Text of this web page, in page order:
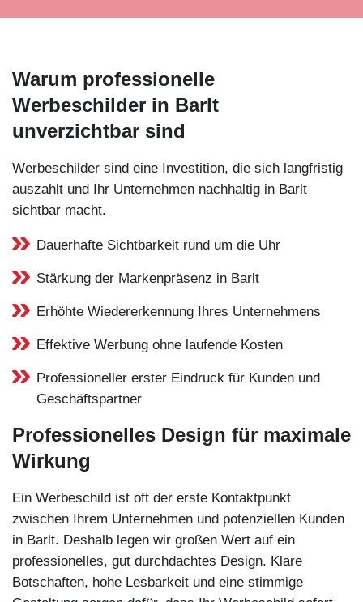
Warum professionelle
Werbeschilder in Barlt
unverzichtbar sind
Werbeschilder sind eine Investition, die sich langfristig
auszahlt und Ihr Unternehmen nachhaltig in Barlt
sichtbar macht.
Dauerhafte Sichtbarkeit rund um die Uhr
Stärkung der Markenpräsenz in Barlt
Erhöhte Wiedererkennung Ihres Unternehmens
Effektive Werbung ohne laufende Kosten
Professioneller erster Eindruck für Kunden und
Geschäftspartner
Professionelles Design für maximale
Wirkung
Ein Werbeschild ist oft der erste Kontaktpunkt
zwischen Ihrem Unternehmen und potenziellen Kunden
in Barlt. Deshalb legen wir großen Wert auf ein
professionelles, gut durchdachtes Design. Klare
Botschaften, hohe Lesbarkeit und eine stimmige